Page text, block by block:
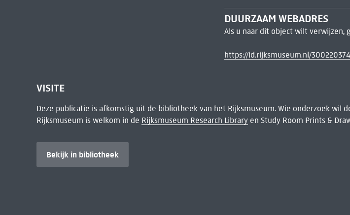
DUURZAAM WEBADRES
Als u naar dit object wilt verwijzen,
https://id.rijksmuseum.nl/300220374
VISITE
Deze publicatie is afkomstig uit de bibliotheek van het Rijksmuseum. Wie onderzoek wil
Rijksmuseum is welkom in de Rijksmuseum Research Libraryen Study Room Prints &
Bekijk in bibliotheek